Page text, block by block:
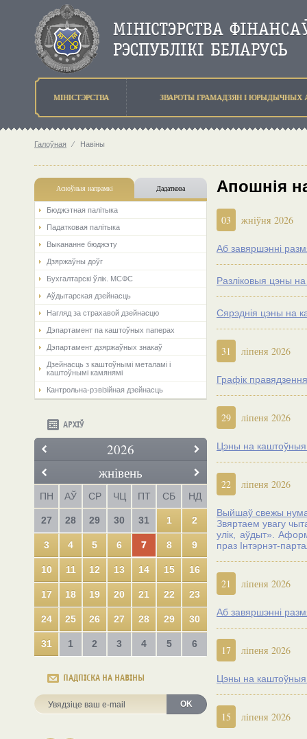
МIНIСТЭРСТВА ЗВАРОТЫ ГРАМАДЗЯН I ЮРЫДЫЧНЫХ
Галоўная ⁄ Навіны
Асноўныя напрамкi Дадаткова
Бюджэтная палiтыка
Падатковая палітыка
Выкананне бюджэту
Дзяржаўны доўг
Бухгалтарскі ўлік. МСФС
Аўдытарская дзейнасць
Нагляд за страхавой дзейнасцю
Дэпартамент па каштоўных паперах
Дэпартамент дзяржаўных знакаў
Дзейнасць з каштоўнымі металамі і
каштоўнымі камянямі
Кантрольна-рэвізійная дзейнасць
АРХІЎ
2026
жнівень
ПН АЎ СР ЧЦ ПТ СБ НД
27 28 29 30 31 1 2
3 4 5 6 7 8 9
10 11 12 13 14 15 16
17 18 19 20 21 22 23
24 25 26 27 28 29 30
31 1 2 3 4 5 6
ПАДПІСКА НА НАВІНЫ
OK
Апошнія
03 жніўня 2026
Аб завяршэнні
Разліковыя цэны
Сярэднія цэны на
31 ліпеня 2026
Графік
29 ліпеня 2026
Цэны на каштоўныя
22 ліпеня 2026
Выйшаў свежы
Звяртаем увагу
улік, аўдыт».
праз Iнтэрнэт-
21 ліпеня 2026
Аб завяршэнні
17 ліпеня 2026
Цэны на каштоўныя
15 ліпеня 2026